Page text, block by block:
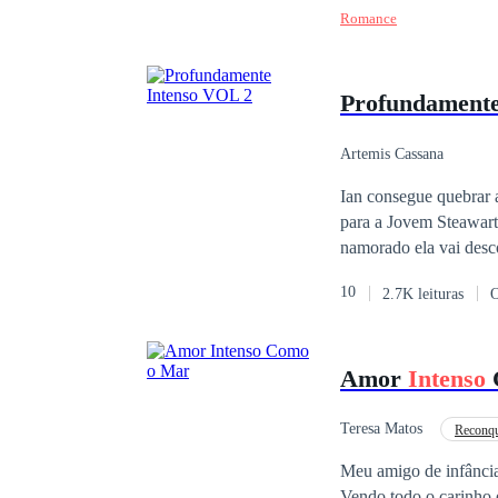
nesse meio,
o que você espera ou
Infelizmente, nem
dure!
Romance
Artemis Cassana
Ian consegue
para a Jovem
namorado ela vai
prestes a voltar para
10 2.7K leituras
Amor Intenso
Teresa Matos
Meu amigo de